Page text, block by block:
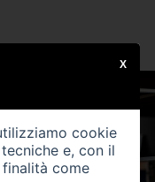
cookie
e, con il
come
X